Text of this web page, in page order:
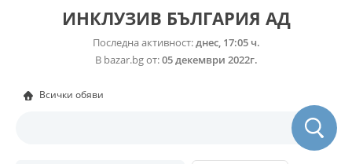
ИНКЛУЗИВ БЪЛГАРИЯ АД
Последна активност:днес, 17:05 ч.
В bazar.bg от:05 декември 2022г.
Всички обяви